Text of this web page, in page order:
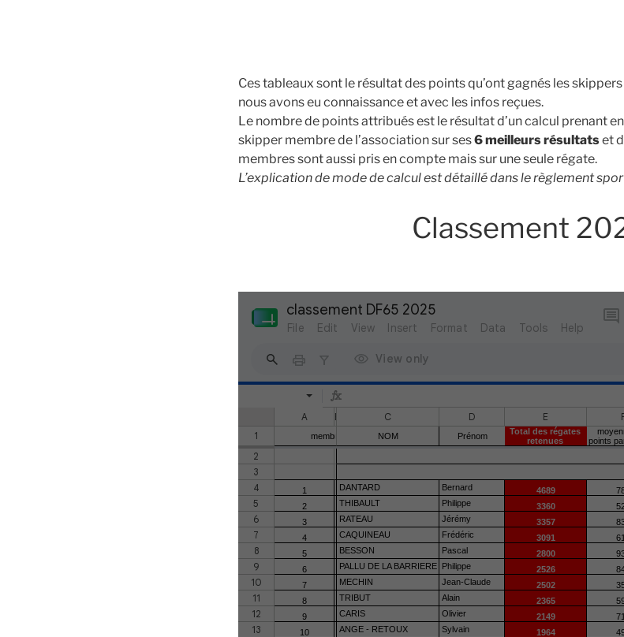
Ces tableaux sont le résultat des points qu’ont gagnés les
nous avons eu connaissance et avec les infos reçues.
Le nombre de points attribués est le résultat d’un calcul prenant
skipper membre de l’association sur ses6 meilleurs résultatset
membres sont aussi pris en compte mais sur une seule régate.
L’explication de mode de calcul est détaillé dans le règlement
Classement